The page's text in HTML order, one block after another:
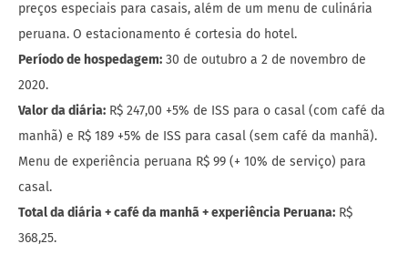
preços especiais para casais, além de um menu de culinária
peruana. O estacionamento é cortesia do hotel.
Período de hospedagem: 30 de outubro a 2 de novembro de
2020.
Valor da diária: R$ 247,00 +5% de ISS para o casal (com café da
manhã) e R$ 189 +5% de ISS para casal (sem café da manhã).
Menu de experiência peruana R$ 99 (+ 10% de serviço) para
casal.
Total da diária + café da manhã + experiência Peruana: R$
368,25.